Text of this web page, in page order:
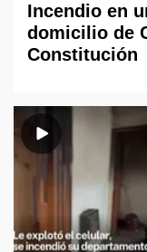
Incendio en
domicilio de
Constitución